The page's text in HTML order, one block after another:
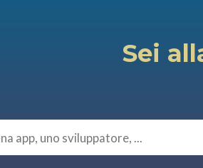
Sei